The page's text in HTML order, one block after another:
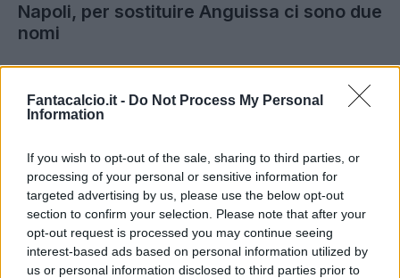
Fantacalcio.it - Do Not Process My Personal
Information
If you wish to opt-out of the sale, sharing to third parties, or
processing of your personal or sensitive information for
targeted advertising by us, please use the below opt-out
section to confirm your selection. Please note that after your
opt-out request is processed you may continue seeing
interest-based ads based on personal information utilized by
us or personal information disclosed to third parties prior to
Napoli, per sostituire Anguissa ci sono due
nomi
Secondo quanto riportato dalla Gazzetta dello
Sport, ad oggi sono due i nomi che stuzzicano il
Napoli nell'andare ad agire sul mercato per
Mainoo, centrocampista del Manchester United
che cerca spazio ed è in rotta col Manchester
United.
Dall'altra c'èLorenzo Pellegrini, rivitalizzato da